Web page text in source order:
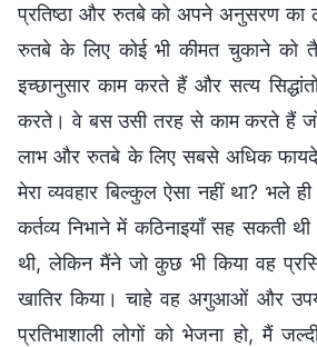
प्रतिष्ठा और रुतबे को अपने अनुसरण का
रुतबे के लिए कोई भी कीमत चुकाने को
इच्छानुसार काम करते हैं और सत्य
करते। वे बस उसी तरह से काम करते हैं जो
लाभ और रुतबे के लिए सबसे अधिक
मेरा व्यवहार बिल्कुल ऐसा नहीं था? भले
कर्तव्य निभाने में कठिनाइयाँ सह सकती
थी, लेकिन मैंने जो कुछ भी किया वह
खातिर किया। चाहे वह अगुआओं और
प्रतिभाशाली लोगों को भेजना हो, मैं